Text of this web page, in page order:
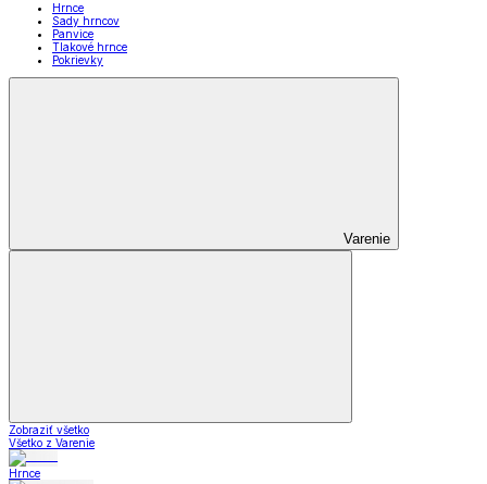
Hrnce
Sady hrncov
Panvice
Tlakové hrnce
Pokrievky
Varenie
Zobraziť všetko
Všetko z Varenie
Hrnce